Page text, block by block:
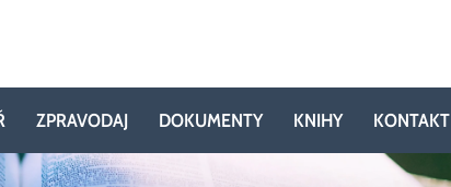
ZPRAVODAJ DOKUMENTY KNIHY KONTAKT